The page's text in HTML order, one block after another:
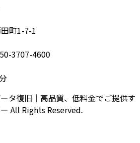
町1-7-1
3707-4600
タ復旧｜高品質、低料金でご提供す
All Rights Reserved.